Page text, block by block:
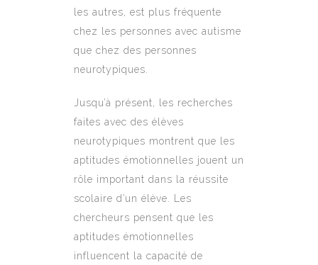
les autres, est plus fréquente
chez les personnes avec autisme
que chez des personnes
neurotypiques.
Jusqu’à présent, les recherches
faites avec des élèves
neurotypiques montrent que les
aptitudes émotionnelles jouent un
rôle important dans la réussite
scolaire d’un élève. Les
chercheurs pensent que les
aptitudes émotionnelles
influencent la capacité de